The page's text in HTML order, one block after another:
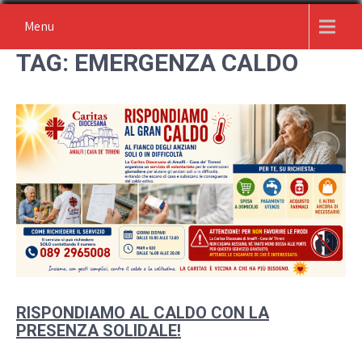
content
Menu
TAG: EMERGENZA CALDO
RISPONDIAMO AL CALDO CON LA
PRESENZA SOLIDALE!